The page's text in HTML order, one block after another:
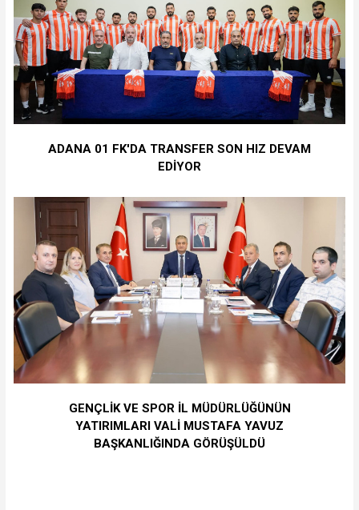
ADANA 01 FK'DA TRANSFER SON HIZ DEVAM
EDİYOR
GENÇLİK VE SPOR İL MÜDÜRLÜĞÜNÜN
YATIRIMLARI VALİ MUSTAFA YAVUZ
BAŞKANLIĞINDA GÖRÜŞÜLDÜ